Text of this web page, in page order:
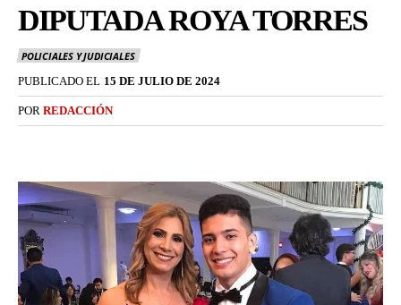
DIPUTADA ROYA TORRES
POLICIALES Y JUDICIALES
PUBLICADO EL 15 DE JULIO DE 2024
POR REDACCIÓN